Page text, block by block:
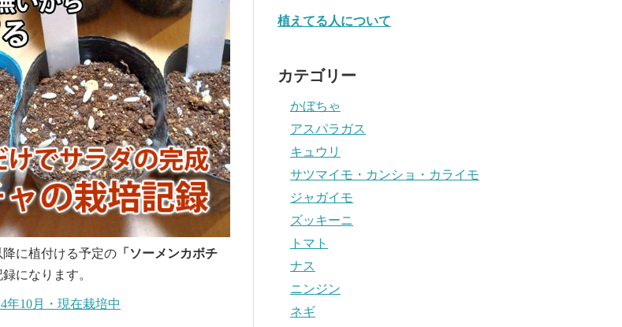
に植付ける予定の 「ソーメンカボチ
になります。
年10月・現在栽培中
植えてる人について
カテゴリー
かぼちゃ
アスパラガス
キュウリ
サツマイモ・カンショ・カライモ
ジャガイモ
ズッキーニ
トマト
ナス
ニンジン
ネギ